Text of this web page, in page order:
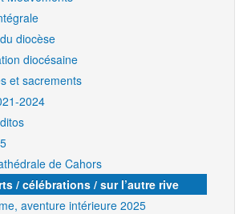
diocèse
diocésaine
et sacrements
2024
de Cahors
/ célébrations / sur l’autre rive
aventure intérieure 2025